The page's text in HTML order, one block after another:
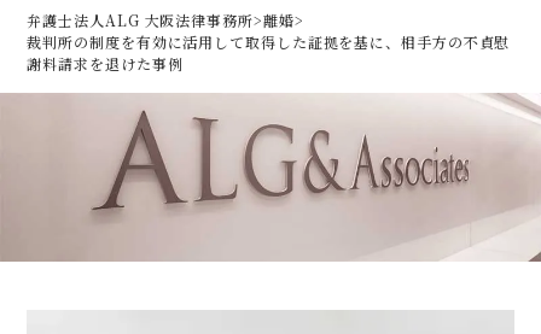
弁護士法人ALG 大阪法律事務所>離婚>
裁判所の制度を有効に活用して取得した証拠を基に、相手方の不貞慰
謝料請求を退けた事例